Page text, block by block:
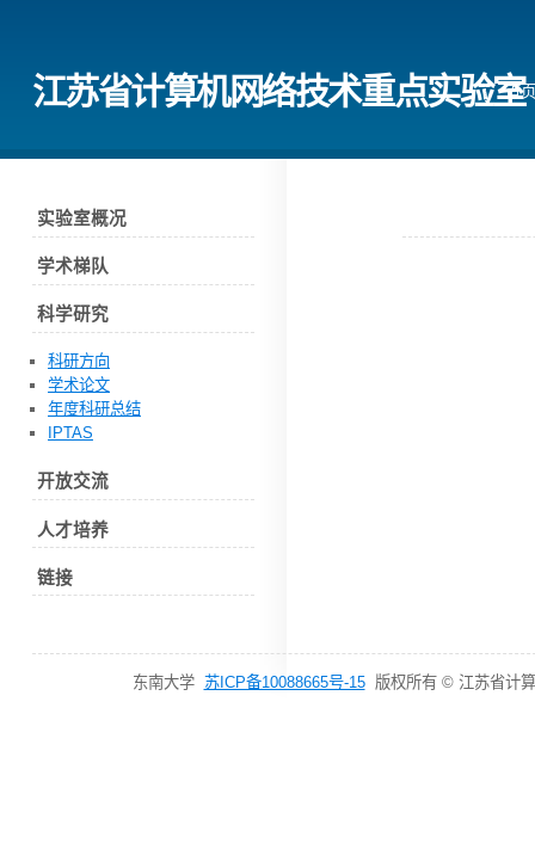
江苏省计算机网络技术重点实验室
首页
实验室概况
学术梯队
科学研究
科研方向
学术论文
年度科研总结
IPTAS
开放交流
人才培养
链接
东南大学 苏ICP备10088665号-15版权所有 © 江苏省计算